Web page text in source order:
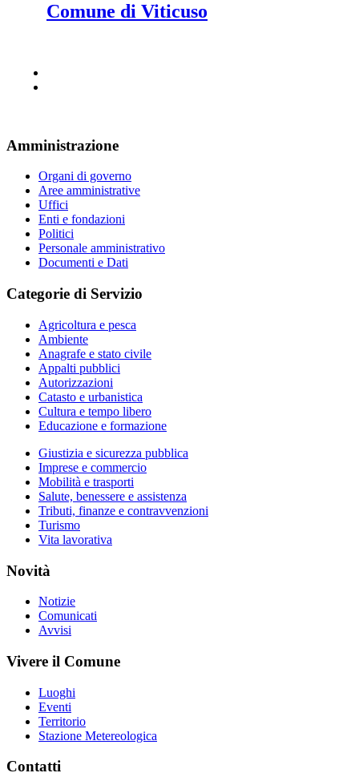
Comune di Viticuso
Amministrazione
Organi di governo
Aree amministrative
Uffici
Enti e fondazioni
Politici
Personale amministrativo
Documenti e Dati
Categorie di Servizio
Agricoltura e pesca
Ambiente
Anagrafe e stato civile
Appalti pubblici
Autorizzazioni
Catasto e urbanistica
Cultura e tempo libero
Educazione e formazione
Giustizia e sicurezza pubblica
Imprese e commercio
Mobilità e trasporti
Salute, benessere e assistenza
Tributi, finanze e contravvenzioni
Turismo
Vita lavorativa
Novità
Notizie
Comunicati
Avvisi
Vivere il Comune
Luoghi
Eventi
Territorio
Stazione Metereologica
Contatti